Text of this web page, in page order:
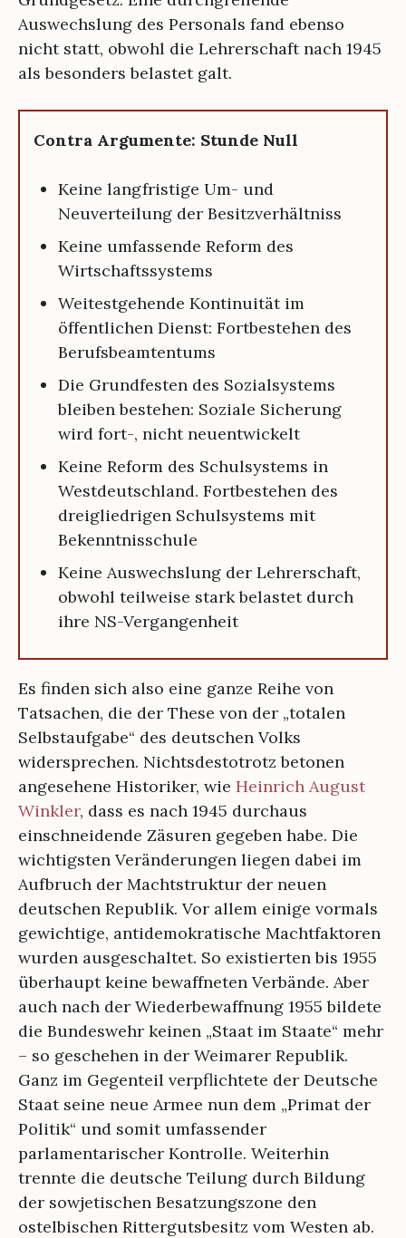
Auswechslung des Personals fand ebenso
nicht statt, obwohl die Lehrerschaft nach 1945
als besonders belastet galt.
Contra Argumente: Stunde Null
Keine langfristige Um- und
Neuverteilung der Besitzverhältniss
Keine umfassende Reform des
Wirtschaftssystems
Weitestgehende Kontinuität im
öffentlichen Dienst: Fortbestehen des
Berufsbeamtentums
Die Grundfesten des Sozialsystems
bleiben bestehen: Soziale Sicherung
wird fort-, nicht neuentwickelt
Keine Reform des Schulsystems in
Westdeutschland. Fortbestehen des
dreigliedrigen Schulsystems mit
Bekenntnisschule
Keine Auswechslung der Lehrerschaft,
obwohl teilweise stark belastet durch
ihre NS-Vergangenheit
Es finden sich also eine ganze Reihe von
Tatsachen, die der These von der „totalen
Selbstaufgabe“ des deutschen Volks
widersprechen. Nichtsdestotrotz betonen
angesehene Historiker, wie Heinrich August
Winkler, dass es nach 1945 durchaus
einschneidende Zäsuren gegeben habe. Die
wichtigsten Veränderungen liegen dabei im
Aufbruch der Machtstruktur der neuen
deutschen Republik. Vor allem einige vormals
gewichtige, antidemokratische Machtfaktoren
wurden ausgeschaltet. So existierten bis 1955
überhaupt keine bewaffneten Verbände. Aber
auch nach der Wiederbewaffnung 1955 bildete
die Bundeswehr keinen „Staat im Staate“ mehr
– so geschehen in der Weimarer Republik.
Ganz im Gegenteil verpflichtete der Deutsche
Staat seine neue Armee nun dem „Primat der
Politik“ und somit umfassender
parlamentarischer Kontrolle. Weiterhin
trennte die deutsche Teilung durch Bildung
der sowjetischen Besatzungszone den
ostelbischen Rittergutsbesitz vom Westen ab.